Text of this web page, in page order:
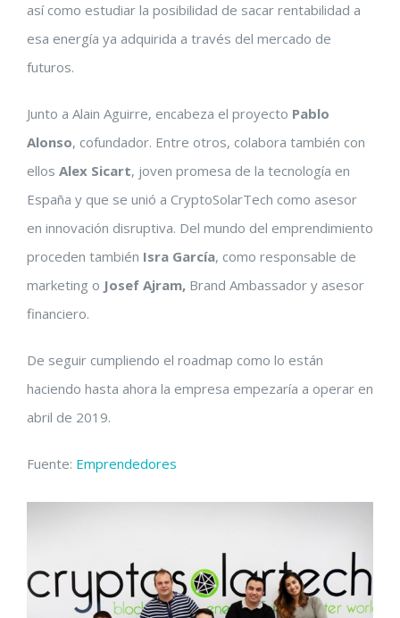
así como estudiar la posibilidad de sacar rentabilidad a
esa energía ya adquirida a través del mercado de
futuros.
Junto a Alain Aguirre, encabeza el proyecto Pablo
Alonso, cofundador. Entre otros, colabora también con
ellos Alex Sicart, joven promesa de la tecnología en
España y que se unió a CryptoSolarTech como asesor
en innovación disruptiva. Del mundo del emprendimiento
proceden también Isra García, como responsable de
marketing o Josef Ajram, Brand Ambassador y asesor
financiero.
De seguir cumpliendo el roadmap como lo están
haciendo hasta ahora la empresa empezaría a operar en
abril de 2019.
Fuente: Emprendedores